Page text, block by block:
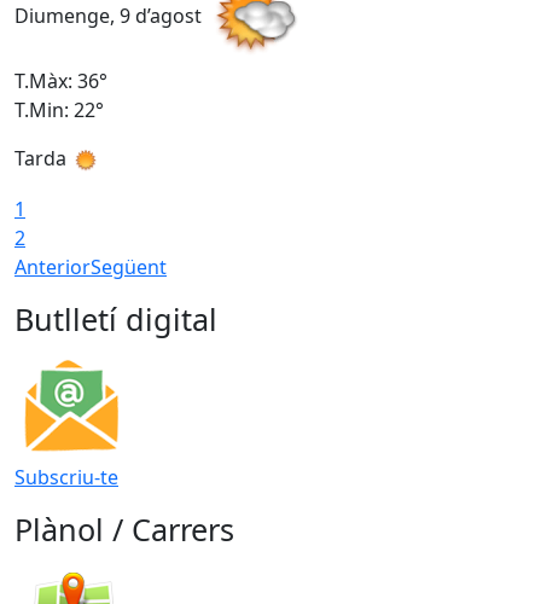
Diumenge, 9 d’agost
T.Màx: 36°
T.Min: 22°
Tarda
1
2
AnteriorSegüent
Butlletí digital
Subscriu-te
Plànol / Carrers